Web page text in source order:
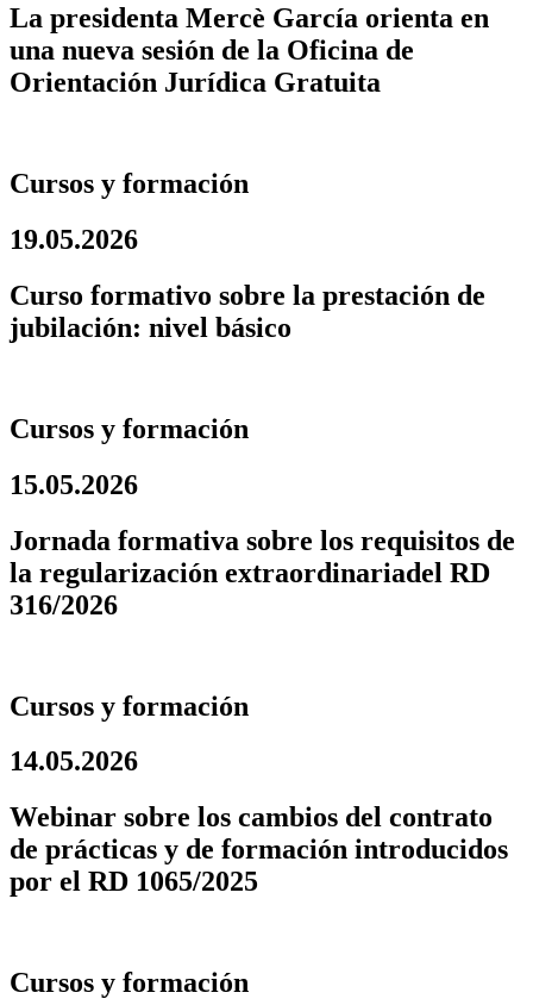
La presidenta Mercè García orienta en
una nueva sesión de la Oficina de
Orientación Jurídica Gratuita
Cursos y formación
19.05.2026
Curso formativo sobre la prestación de
jubilación: nivel básico
Cursos y formación
15.05.2026
Jornada formativa sobre los requisitos de
la regularización extraordinariadel RD
316/2026
Cursos y formación
14.05.2026
Webinar sobre los cambios del contrato
de prácticas y de formación introducidos
por el RD 1065/2025
Cursos y formación